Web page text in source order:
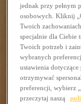
jednak przy pełnym
osobowych. Kliknij
Twoich
specjalnie dla Ciebie
Twoich potrzeb i
wybranych
ustawienia
otrzymywać
preferencji, wybierz
przeczytaj naszą